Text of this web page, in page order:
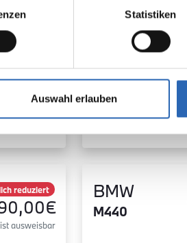
Statistiken
Auswahl erlauben
Kraftstoffverbrauch
-Emissionen
122 g/km (WLTP)
CO -Klasse: D
reduziert
ausweisbar
BMW
M440